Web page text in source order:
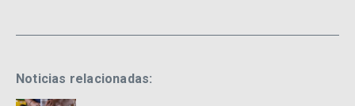
Noticias relacionadas: